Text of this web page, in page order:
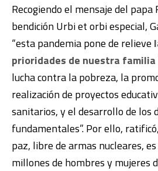
Recogiendo el mensaje del papa
bendición Urbi et orbi especial,
“esta pandemia pone de relieve
prioridades de nuestra familia
lucha contra la pobreza, la
realización de proyectos
sanitarios, y el desarrollo de los
fundamentales”. Por ello,
paz, libre de armas nucleares,
millones de hombres y mujeres